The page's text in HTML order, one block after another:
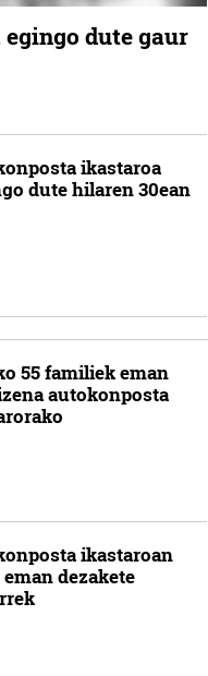
dute gaur
ikastaroa
dute hilaren 30ean
55 familiek eman
autokonposta
ikastaroan
dezakete